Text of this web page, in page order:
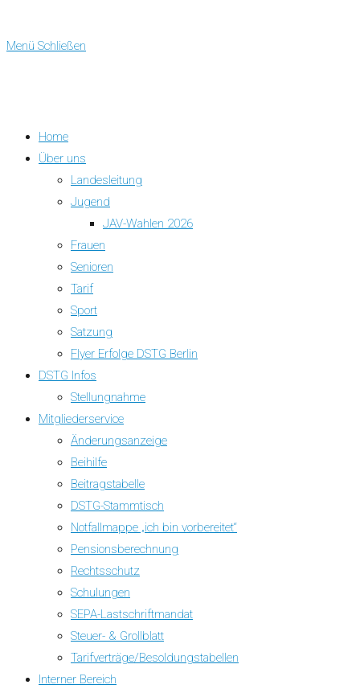
Menü Schließen
Home
Über uns
Landesleitung
Jugend
JAV-Wahlen 2026
Frauen
Senioren
Tarif
Sport
Satzung
Flyer Erfolge DSTG Berlin
DSTG Infos
Stellungnahme
Mitgliederservice
Änderungsanzeige
Beihilfe
Beitragstabelle
DSTG-Stammtisch
Notfallmappe „ich bin vorbereitet“
Pensionsberechnung
Rechtsschutz
Schulungen
SEPA-Lastschriftmandat
Steuer- & Grollblatt
Tarifverträge/Besoldungstabellen
Interner Bereich